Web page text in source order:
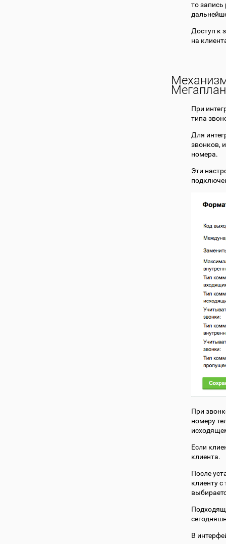
то
Доступ к
на
При
типа
Для
звонков,
номера.
Эти
При
номеру
Если
клиента.
После
клиенту
В